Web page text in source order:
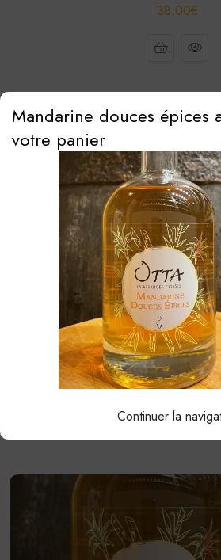
38.00€
CÉDRAT
38.00€
Mandarine douces épices
votre panier
Continuer la